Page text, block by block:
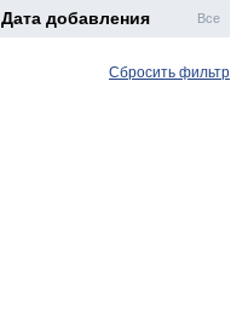
Дата добавления Все
Сбросить фильтр